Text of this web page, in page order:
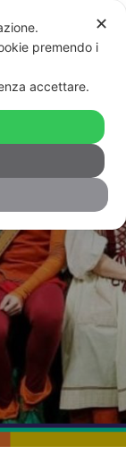
out: il
✕
premendo i
accettare.